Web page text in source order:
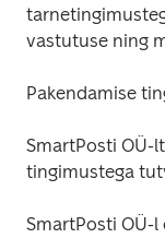
vastutuse ning
Pakendamise
SmartPosti OÜ-
tingimustega
SmartPosti OÜ-